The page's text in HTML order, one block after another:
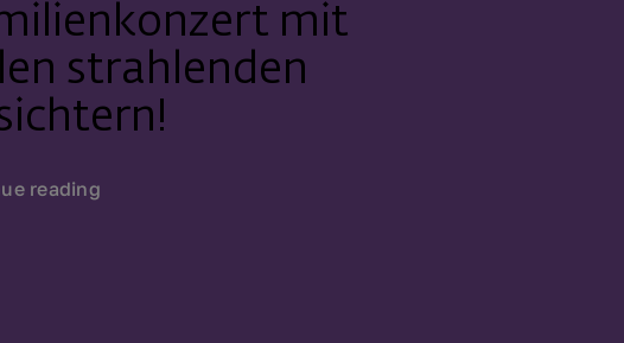
mit
strahlenden
reading